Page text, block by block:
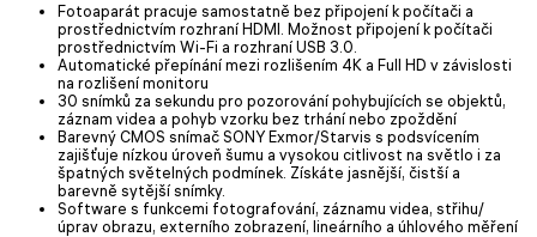
Fotoaparát pracuje samostatně bez připojení k počítači a
prostřednictvím rozhraní HDMI. Možnost připojení k počítači
prostřednictvím Wi-Fi a rozhraní USB 3.0.
Automatické přepínání mezi rozlišením 4K a Full HD v závislosti
na rozlišení monitoru
30 snímků za sekundu pro pozorování pohybujících se objektů,
záznam videa a pohyb vzorku bez trhání nebo zpoždění
Barevný CMOS snímač SONY Exmor/Starvis s podsvícením
zajišťuje nízkou úroveň šumu a vysokou citlivost na světlo i za
špatných světelných podmínek. Získáte jasnější, čistší a
barevně sytější snímky.
Software s funkcemi fotografování, záznamu videa, střihu/
úprav obrazu, externího zobrazení, lineárního a úhlového měření